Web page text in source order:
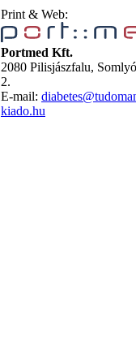
Print & Web:
Portmed Kft.
2080 Pilisjászfalu,
2.
E-mail:
kiado.hu